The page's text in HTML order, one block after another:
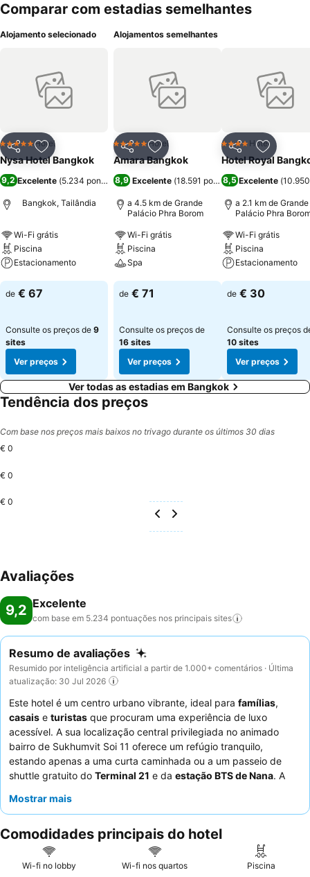
Comparar com estadias semelhantes
Alojamento selecionado
PartilharAdicionar aos favoritos
5 EstrelasHotel
Nysa Hotel Bangkok
9,2 Excelente (5.234 pontuações )
Bangkok, Tailândia
Wi-Fi grátis
Piscina
Estacionamento
Ver preços
de € 67
Consulte os preços de 9
sites
Ver preços
Alojamentos semelhantes
PartilharAdicionar aos favoritos
5 EstrelasHotel
Amara Bangkok
8,9 Excelente (18.591 pontuações)
a 4.5 km de Grande
Palácio Phra Borom
Wi-Fi grátis
Piscina
Spa
Ver preços
de € 71
Consulte os preços de
16 sites
Ver preços
Partilhar
4 EstrelasHotel
Hotel Royal
8,5 Excelente (
a 2.1 km de Grande
Palácio Phra
Wi-Fi grátis
Piscina
Estacionamento
Ver preços
de € 30
Consulte os preços
10 sites
Ver preços
Ver todas as estadias em Bangkok
Tendência dos preços
Com base nos preços mais baixos no trivago durante os últimos 30 dias
€ 0
€ 0
€ 0
Avaliações
9,2 Excelente
com base em 5.234 pontuações nos principais sites
Resumo de avaliações
Resumido por inteligência artificial a partir de 1.000+ comentários · Última
atualização: 30 Jul 2026
Este hotel é um centro urbano vibrante, ideal para famílias,
casais e turistas que procuram uma experiência de luxo
acessível. A sua localização central privilegiada no animado
bairro de Sukhumvit Soi 11 oferece um refúgio tranquilo,
estando apenas a uma curta caminhada ou a um passeio de
shuttle gratuito do Terminal 21 e da estação BTS de Nana. A
luxuoso para relaxamento e diversão em família. Os hóspedes
atenciosos, e o buffet de pequeno-almoço recebe altas
classificações pela sua variedade e qualidade excecionais. Para
uma estadia verdadeiramente confortável, considere reservar
Mostrar mais
Comodidades principais do hotel
Wi-fi no lobby Wi-fi nos quartos Piscina